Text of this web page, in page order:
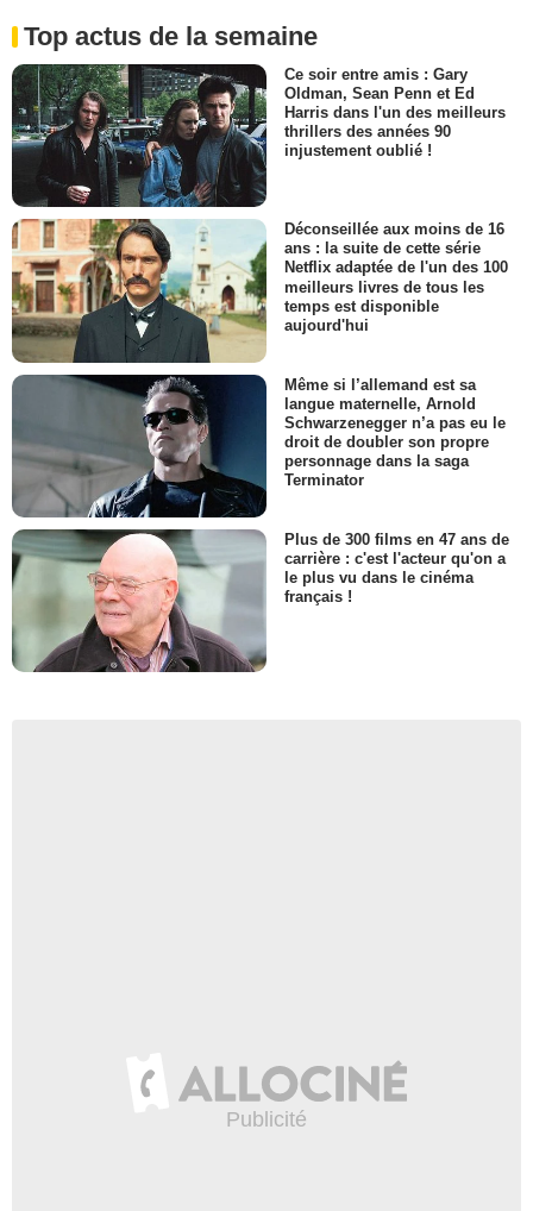
Top actus de la semaine
Ce soir entre amis : Gary
Oldman, Sean Penn et Ed
Harris dans l'un des meilleurs
thrillers des années 90
injustement oublié !
Déconseillée aux moins de 16
ans : la suite de cette série
Netflix adaptée de l'un des 100
meilleurs livres de tous les
temps est disponible
aujourd'hui
Même si l’allemand est sa
langue maternelle, Arnold
Schwarzenegger n’a pas eu le
droit de doubler son propre
personnage dans la saga
Terminator
Plus de 300 films en 47 ans de
carrière : c'est l'acteur qu'on a
le plus vu dans le cinéma
français !